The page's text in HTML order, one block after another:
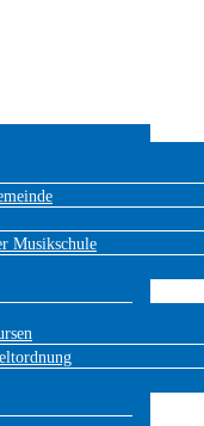
Musikschule